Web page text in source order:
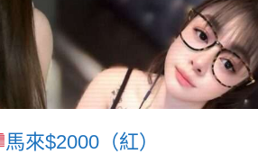
馬來$2000（紅）